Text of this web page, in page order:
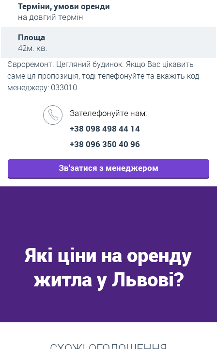
Терміни, умови оренди
на довгий термін
Площа
42м. кв.
Євроремонт. Цегляний будинок. Якщо Вас цікавить
саме ця пропозиція, тоді телефонуйте та вкажіть код
менеджеру: 033010
Зателефонуйте нам:
+38 098 498 44 14
+38 096 350 40 96
Зв'затися з менеджером
Які ціни на оренду
житла у Львові?